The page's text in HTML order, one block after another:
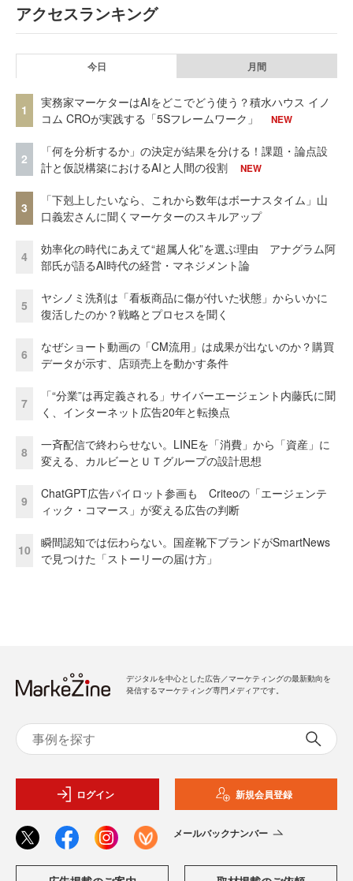
アクセスランキング
今日 月間
1
実務家マーケターはAIをどこでどう使う？積水ハウス イノ
コム CROが実践する「5Sフレームワーク」
NEW
2
「何を分析するか」の決定が結果を分ける！課題・論点設
計と仮説構築におけるAIと人間の役割
NEW
3
「下剋上したいなら、これから数年はボーナスタイム」山
口義宏さんに聞くマーケターのスキルアップ
4
効率化の時代にあえて“超属人化”を選ぶ理由 アナグラム阿
部氏が語るAI時代の経営・マネジメント論
5
ヤシノミ洗剤は「看板商品に傷が付いた状態」からいかに
復活したのか？戦略とプロセスを聞く
6
なぜショート動画の「CM流用」は成果が出ないのか？購買
データが示す、店頭売上を動かす条件
7
「“分業”は再定義される」サイバーエージェント内藤氏に聞
く、インターネット広告20年と転換点
8
一斉配信で終わらせない。LINEを「消費」から「資産」に
変える、カルビーとＵＴグループの設計思想
9
ChatGPT広告パイロット参画も Criteoの「エージェンテ
ィック・コマース」が変える広告の判断
10
瞬間認知では伝わらない。国産靴下ブランドがSmartNews
で見つけた「ストーリーの届け方」
デジタルを中心とした広告／マーケティングの最新動向を
発信するマーケティング専門メディアです。
ログイン 新規会員登録
メールバックナンバー